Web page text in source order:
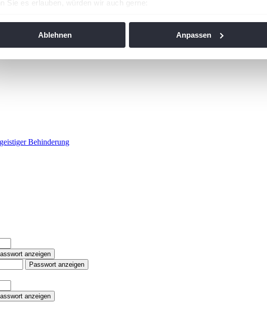
Sie es erlauben, würden wir auch gerne:
werden.
Ablehnen Anpassen
Behinderung
anzeigen
Passwort anzeigen
anzeigen